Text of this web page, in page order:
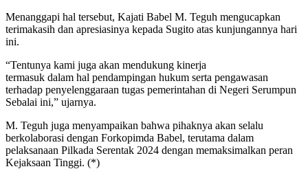
Menanggapi hal tersebut, Kajati Babel M. Teguh mengucapkan
terimakasih dan apresiasinya kepada Sugito atas kunjungannya hari
ini.
“Tentunya kami juga akan mendukung kinerja
termasuk dalam hal pendampingan hukum serta pengawasan
terhadap penyelenggaraan tugas pemerintahan di Negeri Serumpun
Sebalai ini,” ujarnya.
M. Teguh juga menyampaikan bahwa pihaknya akan selalu
berkolaborasi dengan Forkopimda Babel, terutama dalam
pelaksanaan Pilkada Serentak 2024 dengan memaksimalkan peran
Kejaksaan Tinggi. (*)